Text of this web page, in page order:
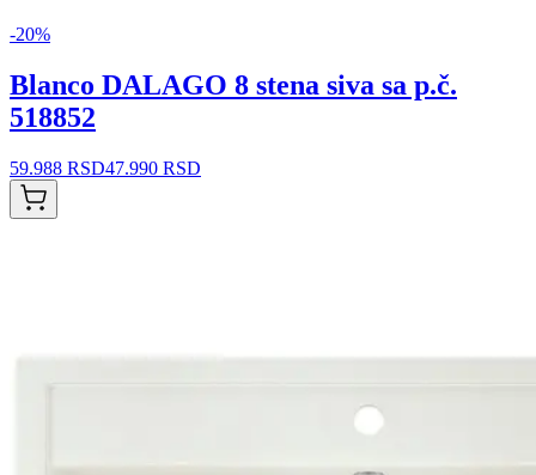
-20%
Blanco DALAGO 8 stena siva sa p.č.
518852
59.988 RSD47.990 RSD